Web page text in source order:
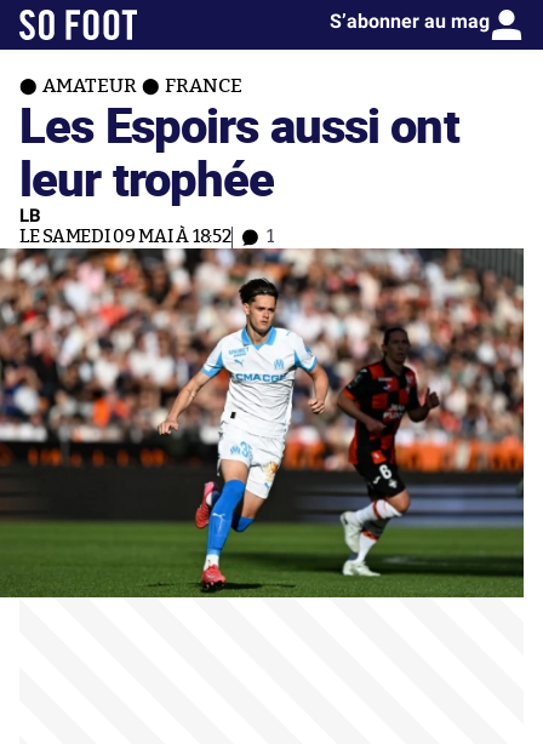
S’abonner au mag
AMATEUR FRANCE
Les Espoirs aussi ont
leur trophée
LB
LE SAMEDI 09 MAI À 18:52 1